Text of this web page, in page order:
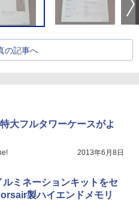
の記事へ
大フルタワーケースがよ
2013年6月8日
ルミネーションキットをセ
製ハイエンドメモリ